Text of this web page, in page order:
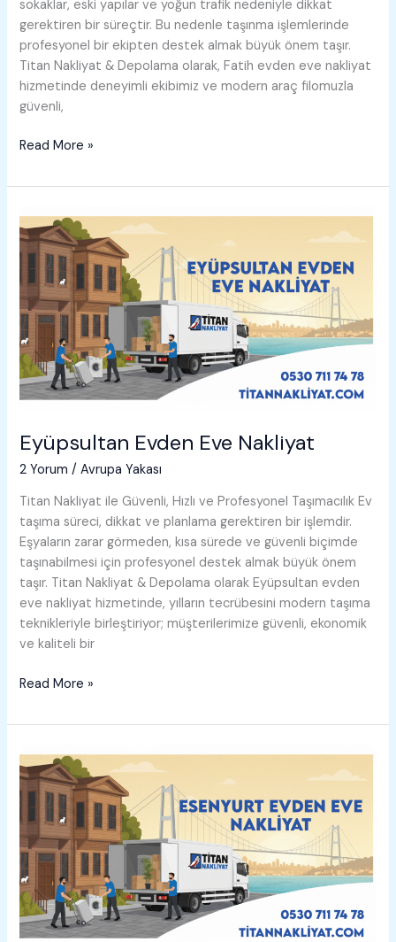
sokaklar, eski yapılar ve yoğun trafik nedeniyle dikkat
gerektiren bir süreçtir. Bu nedenle taşınma işlemlerinde
profesyonel bir ekipten destek almak büyük önem taşır.
Titan Nakliyat & Depolama olarak, Fatih evden eve nakliyat
hizmetinde deneyimli ekibimiz ve modern araç filomuzla
güvenli,
Fatih
Eve
Read More »
Eyüpsultan Evden Eve Nakliyat
2 Yorum /Avrupa Yakası
Titan Nakliyat ile Güvenli, Hızlı ve Profesyonel Taşımacılık Ev
taşıma süreci, dikkat ve planlama gerektiren bir işlemdir.
Eşyaların zarar görmeden, kısa sürede ve güvenli biçimde
taşınabilmesi için profesyonel destek almak büyük önem
taşır. Titan Nakliyat & Depolama olarak Eyüpsultan evden
eve nakliyat hizmetinde, yılların tecrübesini modern taşıma
teknikleriyle birleştiriyor; müşterilerimize güvenli, ekonomik
ve kaliteli bir
Eyüpsultan
Eve
Read More »